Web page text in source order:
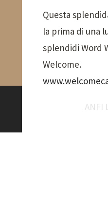
Questa
la prima di una
splendidi Word
Welcome.
ANFI